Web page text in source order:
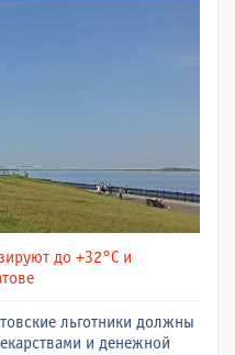
до +32°C и
льготники должны
и денежной